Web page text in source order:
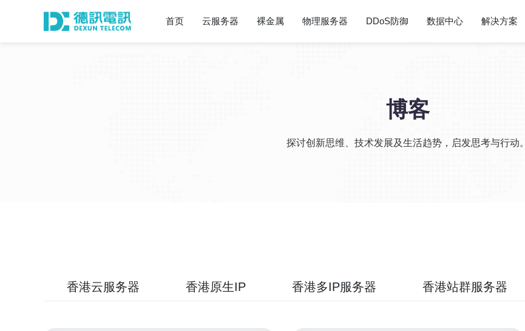
首页 云服务器 裸金属 物理服务器 DDoS防御 数据中心 解决方案
博客
探讨创新思维、技术发展及生活趋势，启发思考与行动。
香港云服务器 香港原生IP 香港多IP服务器 香港站群服务器